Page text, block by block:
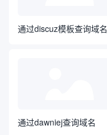
通过discuz模板查询域名
通过dawniej查询域名